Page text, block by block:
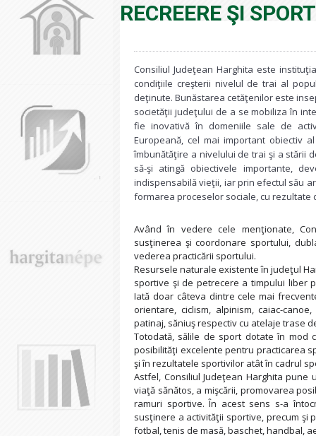
RECREERE ŞI SPORT
Consiliul Judeţean Harghita este
condiţiile creşterii nivelul de trai al
deţinute. Bunăstarea cetăţenilor este
societăţii judeţului de a se mobiliza în
fie inovativă în domeniile sale de
Europeană, cel mai important obiectiv
îmbunătăţire a nivelului de trai şi a stării
să-şi atingă obiectivele importante,
indispensabilă vieţii, iar prin efectul său
formarea proceselor sociale, cu
Având în vedere cele menţionate,
susţinerea şi coordonare sportului,
vederea practicării sportului.
Resursele naturale existente în judeţul
sportive şi de petrecere a timpului liber
Iată doar câteva dintre cele mai
orientare, ciclism, alpinism, caiac-
patinaj, săniuş respectiv cu atelaje trase
Totodată, sălile de sport dotate în mod
posibilităţi excelente pentru practicarea
şi în rezultatele sportivilor atât în cadrul
Astfel, Consiliul Judeţean Harghita
viaţă sănătos, a mişcării, promovarea
ramuri sportive. În acest sens s-a
susţinere a activităţii sportive, precum şi
fotbal, tenis de masă, baschet, handbal,